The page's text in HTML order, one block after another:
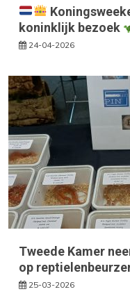
koninklijk bezoek
24-04-2026
Tweede Kamer
op
25-03-2026